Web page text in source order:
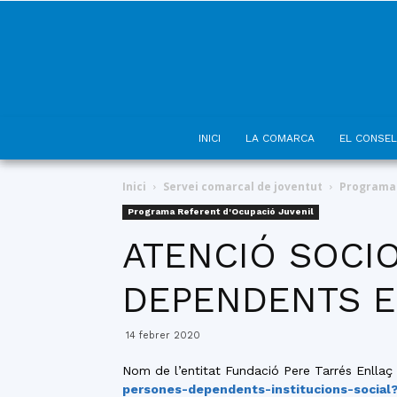
INICI LA COMARCA EL
Inici Servei comarcal de joventut
Programa Referent d'Ocupació Juvenil
ATENCIÓ
DEPENDENTS
14 febrer 2020
Nom de l’entitat Fundació Pere Tarrés Enllaç
persones-dependents-institucions-